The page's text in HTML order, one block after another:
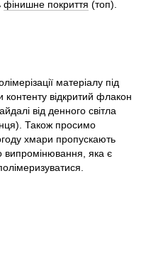
фінишне покриття (топ).
матеріалу під
відкритий флакон
від денного світла
Також просимо
хмари пропускають
випромінювання, яка є